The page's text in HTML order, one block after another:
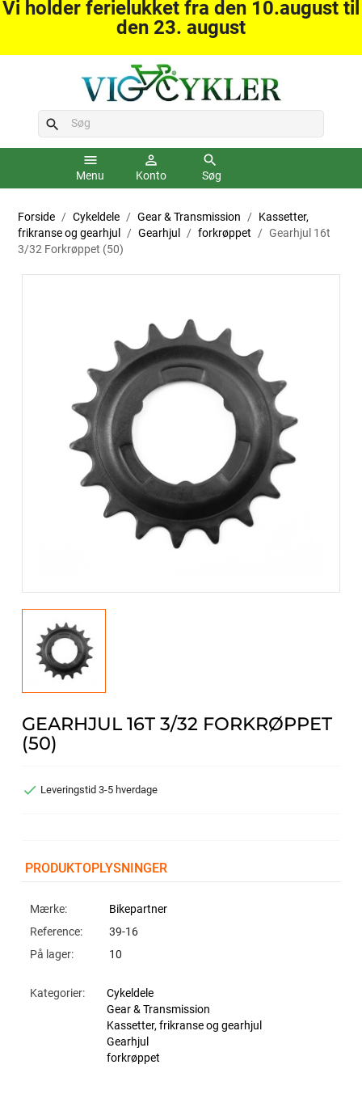
Vi holder ferielukket fra den 10.august til
den 23. august
search
menu
Menu
person_outline
Konto
search
Søg
Forside Cykeldele Gear & Transmission
Kassetter,
frikranse og gearhjul
Gearhjul forkrøppet
Gearhjul 16t
3/32 Forkrøppet (50)
GEARHJUL 16T 3/32 FORKRØPPET
(50)
 Leveringstid 3-5 hverdage
PRODUKTOPLYSNINGER
Mærke:
Bikepartner
Reference:
39-16
På lager:
10
Kategorier:
Cykeldele
Gear & Transmission
Kassetter, frikranse og gearhjul
Gearhjul
forkrøppet